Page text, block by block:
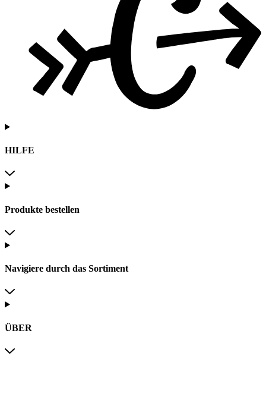
HILFE
Produkte bestellen
Navigiere durch das Sortiment
ÜBER